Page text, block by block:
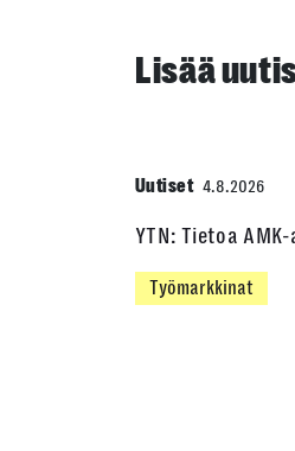
Lisää
Uutiset 4.8.2026
YTN: Tietoa
Työmarkkinat